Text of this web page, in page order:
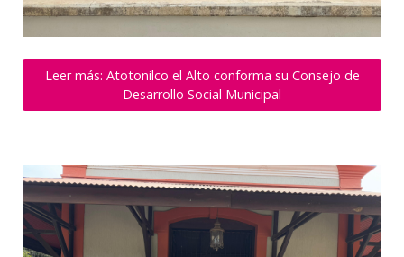
Leer más: Atotonilco el Alto conforma su Consejo de
Desarrollo Social Municipal